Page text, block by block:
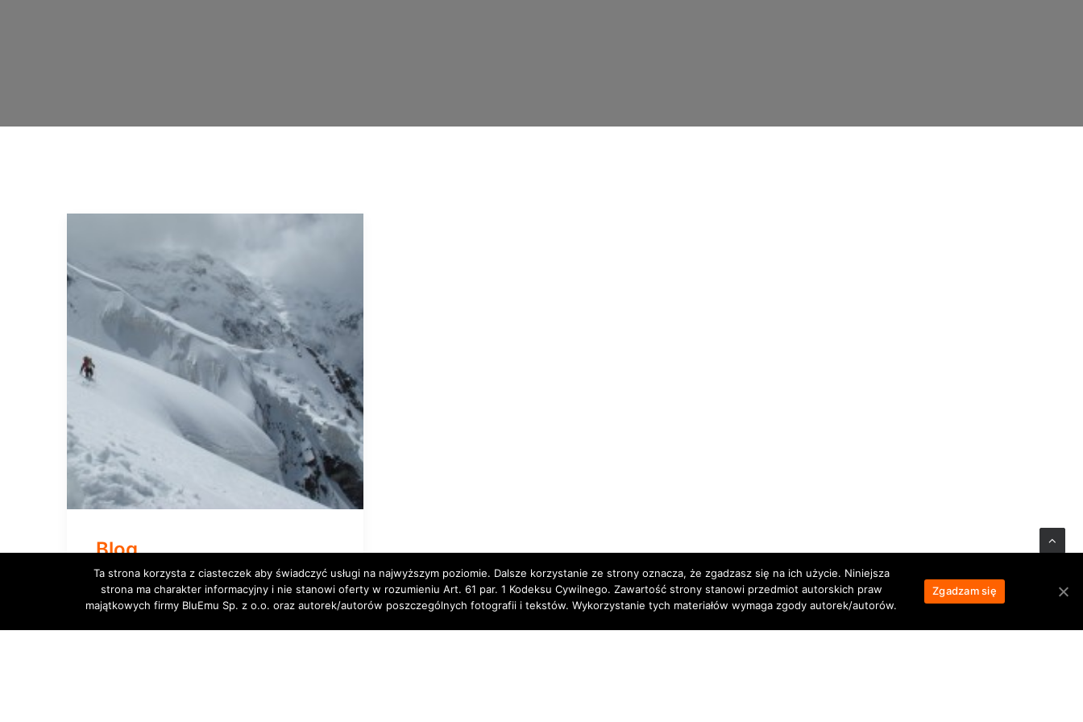
Blog
VIEW MORE
Ta strona korzysta z ciasteczek aby świadczyć usługi na najwyższym poziomie. Dalsze korzystanie ze strony oznacza, że zgadzasz się na ich użycie. Niniejsza
strona ma charakter informacyjny i nie stanowi oferty w rozumieniu Art. 61 par. 1 Kodeksu Cywilnego. Zawartość strony stanowi przedmiot autorskich praw
majątkowych firmy BluEmu Sp. z o.o. oraz autorek/autorów poszczególnych fotografii i tekstów. Wykorzystanie tych materiałów wymaga zgody autorek/autorów.
Zgadzam się